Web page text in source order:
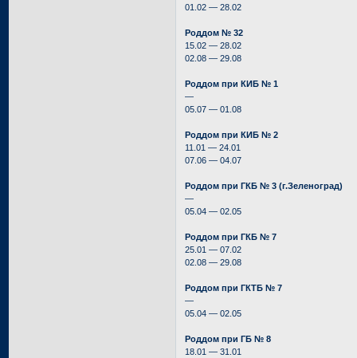
01.02 — 28.02
Роддом № 32
15.02 — 28.02
02.08 — 29.08
Роддом при КИБ № 1
—
05.07 — 01.08
Роддом при КИБ № 2
11.01 — 24.01
07.06 — 04.07
Роддом при ГКБ № 3 (г.Зеленоград)
—
05.04 — 02.05
Роддом при ГКБ № 7
25.01 — 07.02
02.08 — 29.08
Роддом при ГКТБ № 7
—
05.04 — 02.05
Роддом при ГБ № 8
18.01 — 31.01